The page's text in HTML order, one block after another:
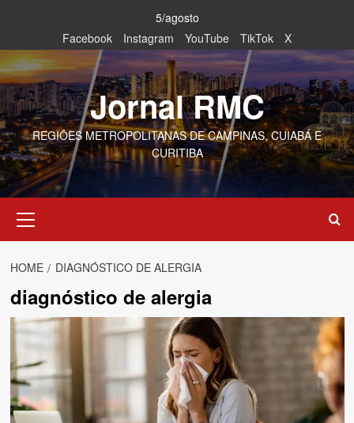
content
5/agosto
Facebook
Instagram YouTube TikTok X
Jornal RMC
REGIÕES METROPOLITANAS DE CAMPINAS, CUIABÁ E
CURITIBA
Menu
HOME DIAGNÓSTICO DE ALERGIA
diagnóstico de alergia